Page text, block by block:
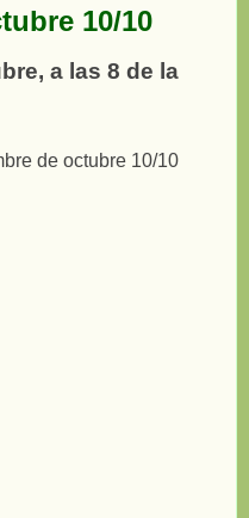
10/10
a las 8 de la